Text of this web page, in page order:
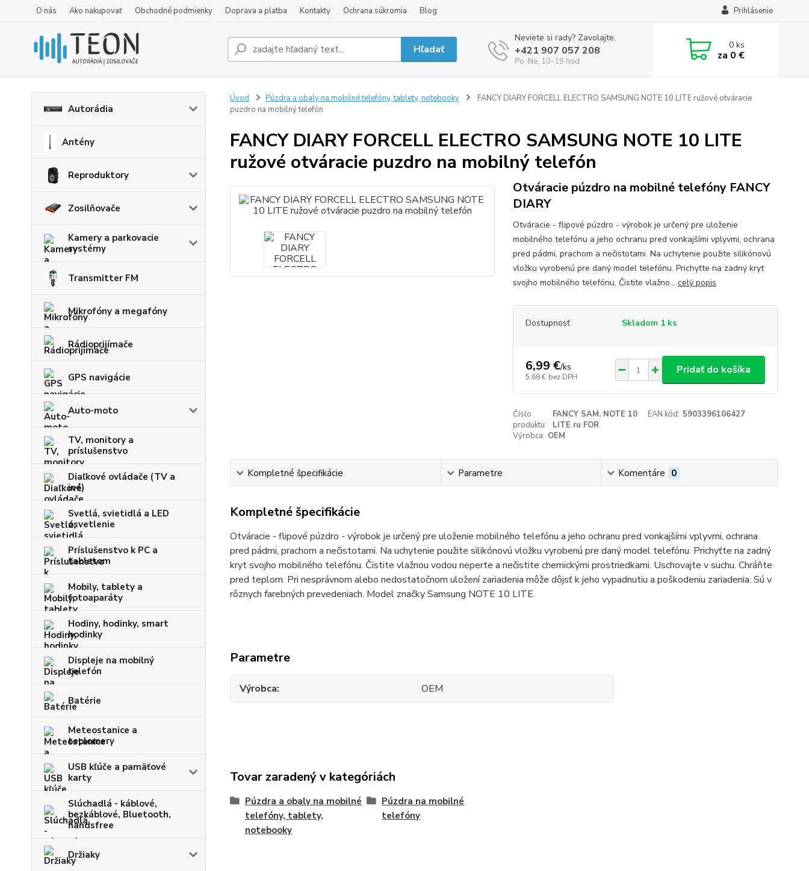
O nás Ako nakupovať Obchodné podmienky Doprava a platba Kontakty Ochrana súkromia Blog Prihlásenie
Hľadať
Neviete si rady? Zavolajte.
+421 907 057 208
Po-Ne, 10-19 hod
0ks
za 0 €
Autorádia
Antény
Reproduktory
Zosilňovače
Kamery a parkovacie
systémy
Transmitter FM
Mikrofóny a megafóny
Rádioprijímače
GPS navigácie
Auto-moto
TV, monitory a
príslušenstvo
Diaľkové ovládače (TV a
iné)
Svetlá, svietidlá a LED
osvetlenie
Príslušenstvo k PC a
tabletom
Mobily, tablety a
fotoaparáty
Hodiny, hodinky, smart
hodinky
Displeje na mobilný
telefón
Batérie
Meteostanice a
teplomery
USB kľúče a pamäťové
karty
Slúchadlá - káblové,
bezkáblové, Bluetooth,
handsfree
Držiaky
Úvod Púzdra a obaly na mobilné telefóny, tablety, notebooky
FANCY DIARY FORCELL ELECTRO SAMSUNG NOTE 10 LITE ružové otváracie
puzdro na mobilný telefón
FANCY DIARY FORCELL ELECTRO SAMSUNG NOTE 10 LITE
ružové otváracie puzdro na mobilný telefón
Otváracie púzdro na mobilné telefóny FANCY
DIARY
Otváracie - flipové púzdro - výrobok je určený pre uloženie
mobilného telefónu a jeho ochranu pred vonkajšími vplyvmi, ochrana
pred pádmi, prachom a nečistotami. Na uchytenie použite silikónovú
vložku vyrobenú pre daný model telefónu. Prichyťte na zadný kryt
svojho mobilného telefónu. Čistite vlažno... celý popis
Dostupnosť Skladom 1 ks
6,99 €/ks
5,68 € bez DPH
Pridať do košíka
Číslo
produktu:
FANCY SAM. NOTE 10
LITE ru FOR
EAN kód: 5903396106427
Výrobca: OEM
Kompletné špecifikácie Parametre Komentáre 0
Kompletné špecifikácie
Otváracie - flipové púzdro - výrobok je určený pre uloženie mobilného telefónu a jeho ochranu pred vonkajšími vplyvmi, ochrana
pred pádmi, prachom a nečistotami. Na uchytenie použite silikónovú vložku vyrobenú pre daný model telefónu. Prichyťte na zadný
kryt svojho mobilného telefónu. Čistite vlažnou vodou neperte a nečistite chemickými prostriedkami. Uschovajte v suchu. Chráňte
pred teplom. Pri nesprávnom alebo nedostatočnom uložení zariadenia môže dôjsť k jeho vypadnutiu a poškodeniu zariadenia. Sú v
rôznych farebných prevedeniach. Model značky Samsung NOTE 10 LITE.
Parametre
Výrobca OEM
Tovar zaradený v kategóriách
Púzdra a obaly na mobilné
telefóny, tablety,
notebooky
Púzdra na mobilné
telefóny